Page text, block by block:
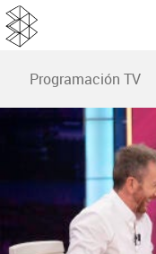
Programación TV